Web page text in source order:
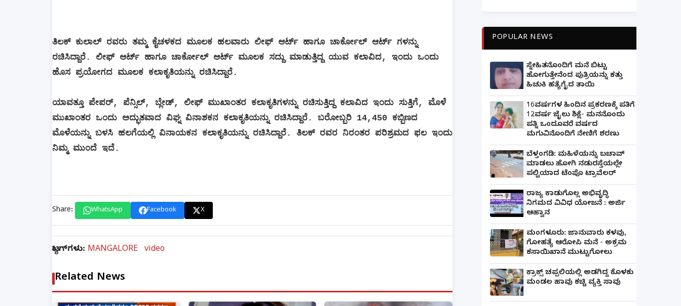
ತಿಲಕ್ ಕುಲಾಲ್ ರವರು ತಮ್ಮ ಕೈಚಳಕದ ಮೂಲಕ ಹಲವಾರು ಲೀಫ್ ಆರ್ಟ್ ಹಾಗೂ ಚಾರ್ಕೋಲ್ ಆರ್ಟ್ ಗಳನ್ನು
ರಚಿಸಿದ್ದಾರೆ. ಲೀಫ್ ಆರ್ಟ್ ಹಾಗೂ ಚಾರ್ಕೋಲ್ ಆರ್ಟ್ ಮೂಲಕ ಸದ್ದು ಮಾಡುತ್ತಿದ್ದ ಯುವ ಕಲಾವಿದ, ಇಂದು ಒಂದು
ಹೊಸ ಪ್ರಯೋಗದ ಮೂಲಕ ಕಲಾಕೃತಿಯನ್ನು ರಚಿಸಿದ್ದಾರೆ.
ಯಾವತ್ತೂ ಪೇಪರ್, ಪೆನ್ಸಿಲ್, ಬ್ಲೇಡ್, ಲೀಫ್ ಮುಖಾಂತರ ಕಲಾಕೃತಿಗಳನ್ನು ರಚಿಸುತ್ತಿದ್ದ ಕಲಾವಿದ ಇಂದು ಸುತ್ತಿಗೆ, ಮೊಳೆ
ಮುಖಾಂತರ ಒಂದು ಅದ್ಭುತವಾದ ವಿಘ್ನ ವಿನಾಶಕನ ಕಲಾಕೃತಿಯನ್ನು ರಚಿಸಿದ್ದಾರೆ. ಬರೋಬ್ಬರಿ 14,450 ಕಬ್ಬಿಣದ
ಮೊಳೆಯನ್ನು ಬಳಸಿ ಹಲಗೆಯಲ್ಲಿ ವಿನಾಯಕನ ಕಲಾಕೃತಿಯನ್ನು ರಚಿಸಿದ್ದಾರೆ. ತಿಲಕ್ ರವರ ನಿರಂತರ ಪರಿಶ್ರಮದ ಫಲ ಇಂದು
ನಿಮ್ಮ ಮುಂದೆ ಇದೆ.
Share: WhatsApp Facebook X
ಟ್ಯಾಗ್‌ಗಳು: MANGALORE video
Related News
POPULAR NEWS
ಸ್ನೇಹಿತನೊಂದಿಗೆ ಮನೆ ಬಿಟ್ಟು
ಹೋಗುತ್ತೇನೆಂದ ಪುತ್ರಿಯನ್ನು ಕತ್ತು
ಹಿಚುಕಿ ಹತ್ಯೆಗೈದ ತಾಯಿ
16ವರ್ಷಗಳ ಹಿಂದಿನ ಪ್ರಕರಣಕ್ಕೆ ಪತಿಗೆ
12ವರ್ಷ ಜೈಲು ಶಿಕ್ಷೆ- ಮನನೊಂದು
ಪತ್ನಿ ಒಂದೂವರೆ ವರ್ಷದ
ಮಗುವಿನೊಂದಿಗೆ ನೇಣಿಗೆ ಶರಣು
ಬೆಳ್ತಂಗಡಿ: ಮಹಿಳೆಯನ್ನು ಬಚಾವ್
ಮಾಡಲು ಹೋಗಿ ನಡುರಸ್ತೆಯಲ್ಲೇ
ಪಲ್ಟಿಯಾದ ಟೆಂಪೊ ಟ್ರಾವೆಲರ್
ರಾಜ್ಯ ಕಾಡುಗೊಲ್ಲ ಅಭಿವೃದ್ಧಿ
ನಿಗಮದ ವಿವಿಧ ಯೋಜನೆ : ಅರ್ಜಿ
ಆಹ್ವಾನ
ಮಂಗಳೂರು: ಜಾನುವಾರು ಕಳವು,
ಗೋಹತ್ಯೆ ಆರೋಪಿ ಮನೆ - ಅಕ್ರಮ
ಕಸಾಯಿಖಾನೆ ಮುಟ್ಟುಗೋಲು
ಕ್ರಾಕ್ಸ್ ಚಪ್ಪಲಿಯಲ್ಲಿ ಅಡಗಿದ್ದ ಕೊಳಕು
ಮಂಡಲ ಹಾವು ಕಚ್ಚಿ ವ್ಯಕ್ತಿ ಸಾವು